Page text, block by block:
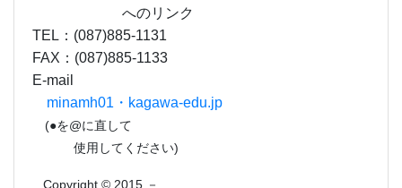
へのリンク
TEL：(087)885-1131
FAX：(087)885-1133
E-mail
minamh01・kagawa-edu.jp
(●を@に直して
使用してください)
Copyright © 2015 －